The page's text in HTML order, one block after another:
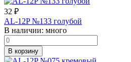
32 ₽
AL-12P №133 голубой
В наличии: много
В корзину